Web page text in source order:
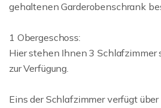
gehaltenen Garderobenschrank
1 Obergeschoss:
Hier stehen Ihnen 3 Schlafzimmer
zur Verfügung.
Eins der Schlafzimmer verfügt